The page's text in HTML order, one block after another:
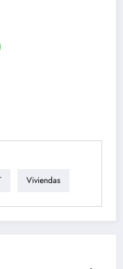
Viviendas